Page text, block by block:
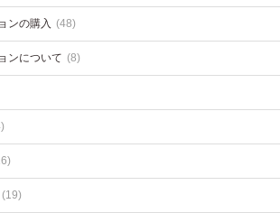
ンの購入 (48)
ンについて (8)
(19)